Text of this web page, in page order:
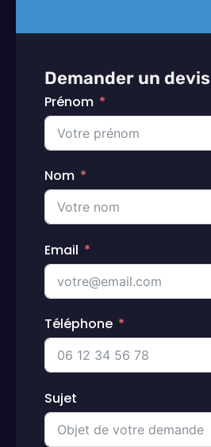
Demander un devis
Prénom
Nom
Email
Téléphone
Sujet